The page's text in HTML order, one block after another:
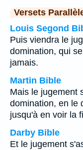
Versets
Louis Segond
Puis viendra le
domination, qui
jamais.
Martin Bible
Mais le jugement
domination, en le
jusqu'à en voir la
Darby Bible
Et le jugement